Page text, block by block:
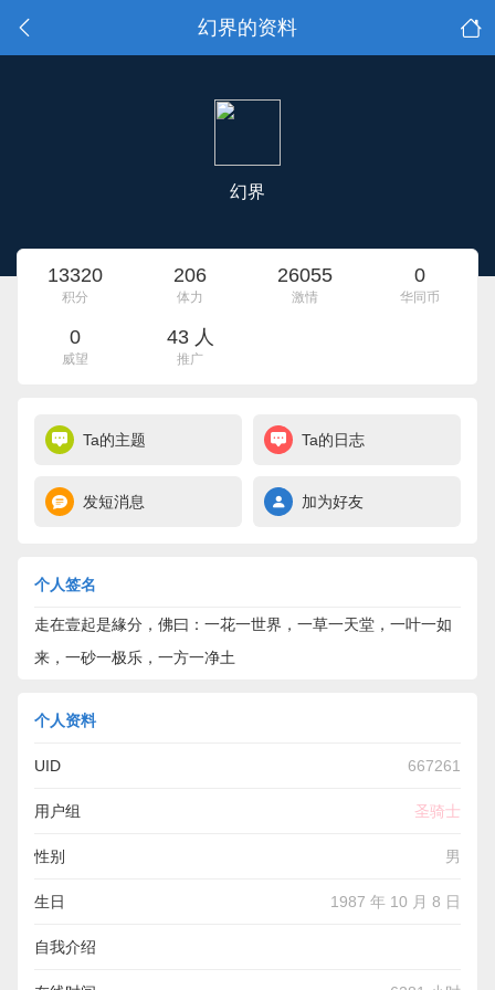
幻界的资料
幻界
13320
积分
206
体力
26055
激情
0
华同币
0
威望
43 人
推广
Ta的主题 Ta的日志
发短消息 加为好友
个人签名
走在壹起是緣分，佛曰：一花一世界，一草一天堂，一叶一如
来，一砂一极乐，一方一净土
个人资料
UID 667261
用户组 圣骑士
性别 男
生日 1987 年 10 月 8 日
自我介绍